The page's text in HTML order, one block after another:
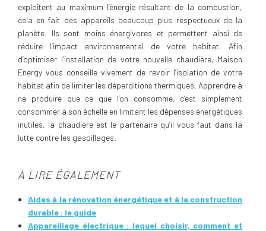
exploitent au maximum l’énergie résultant de la combustion,
cela en fait des appareils beaucoup plus respectueux de la
planète. Ils sont moins énergivores et permettent ainsi de
réduire l’impact environnemental de votre habitat. Afin
d’optimiser l’installation de votre nouvelle chaudière, Maison
Energy vous conseille vivement de revoir l’isolation de votre
habitat afin de limiter les déperditions thermiques. Apprendre à
ne produire que ce que l’on consomme, c’est simplement
consommer à son échelle en limitant les dépenses énergétiques
inutiles, la chaudière est le partenaire qu’il vous faut dans la
lutte contre les gaspillages.
À LIRE ÉGALEMENT
Aides à la rénovation énergétique et à la construction
durable : le guide
Appareillage électrique : lequel choisir, comment et